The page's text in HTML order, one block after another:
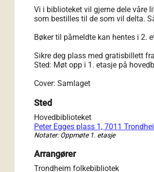
Vi i biblioteket vil gjerne dele våre
som bestilles til de som vil delta.
Bøker til påmeldte kan hentes i 2.
Sikre deg plass med gratisbillett
Sted: Møt opp i 1. etasje på
Cover: Samlaget
Sted
Hovedbiblioteket
Peter Egges plass 1, 7011
Notater: Oppmøte 1. etasje
Arrangører
Trondheim folkebibliotek